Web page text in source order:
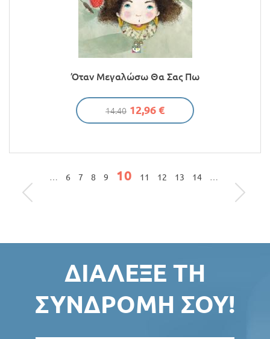
Όταν Μεγαλώσω Θα Σας Πω
14.40 12,96 €
ΣΕΛΊΔΕΣ
… 6 7 8 9 10 11 12 13 14 …
ΔΙΆΛΕΞΕ ΤΗ
ΣΥΝΔΡΟΜΉ ΣΟΥ!